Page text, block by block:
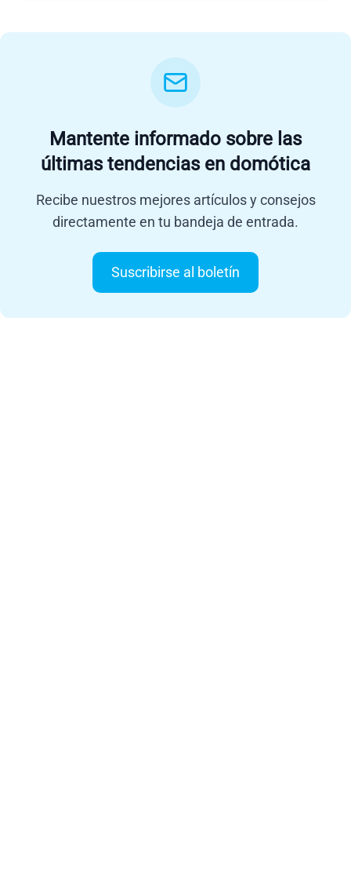
Mantente informado sobre las
últimas tendencias en domótica
Recibe nuestros mejores artículos y consejos
directamente en tu bandeja de entrada.
Suscribirse al boletín